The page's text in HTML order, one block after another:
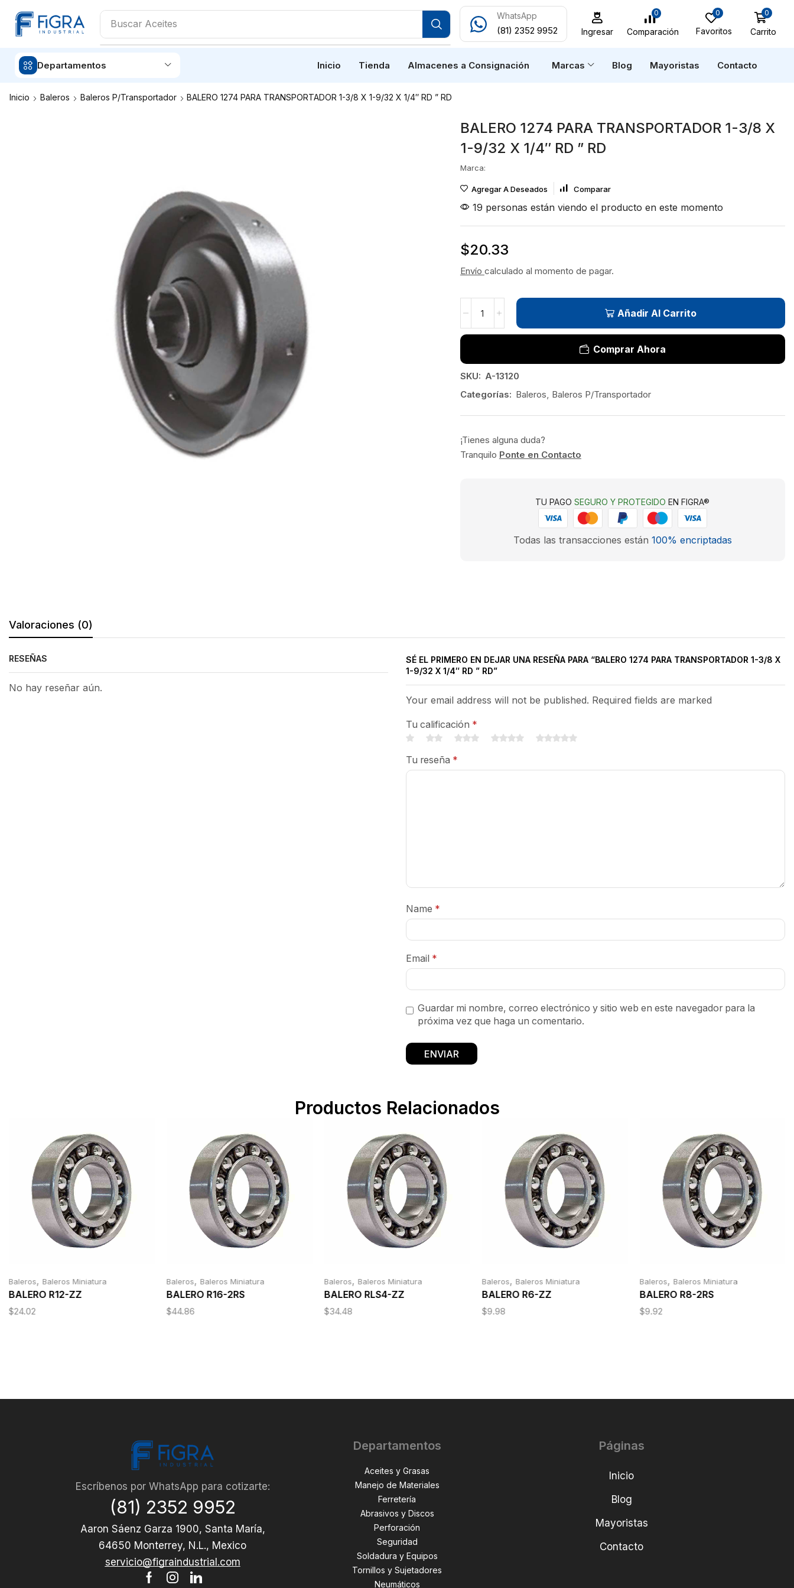
Buscar Aceites
WhatsApp
(81) 2352 9952 Ingresar
0
Comparación
0
Favoritos
0
Carrito
Departamentos Inicio Tienda Almacenes a Consignación Marcas Blog Mayoristas Contacto
Inicio Baleros Baleros P/Transportador BALERO 1274 PARA TRANSPORTADOR 1-3/8 X 1-9/32 X 1/4″ RD ” RD
BALERO 1274 PARA TRANSPORTADOR 1-3/8 X
1-9/32 X 1/4″ RD ” RD
Marca:
Agregar A Deseados Comparar
19 personas están viendo el producto en este momento
$20.33
Envío calculado al momento de pagar.
Añadir Al Carrito
Comprar Ahora
SKU: A-13120
Categorías: Baleros, Baleros P/Transportador
¡Tienes alguna duda?
Tranquilo Ponte en Contacto
TU PAGOSEGURO Y PROTEGIDO EN FIGRA®
Todas las transacciones están 100% encriptadas
Valoraciones (0)
RESEÑAS
No hay reseñar aún.
SÉ EL PRIMERO EN DEJAR UNA RESEÑA PARA “BALERO 1274 PARA TRANSPORTADOR 1-3/8 X
1-9/32 X 1/4″ RD ” RD”
Your email address will not be published. Required fields are marked
Tu calificación *
Tu reseña *
Name *
Email *
Guardar mi nombre, correo electrónico y sitio web en este navegador para la
próxima vez que haga un comentario.
Productos Relacionados
Baleros, Baleros Miniatura
BALERO R12-ZZ
$24.02
Baleros, Baleros Miniatura
BALERO R16-2RS
$44.86
Baleros, Baleros Miniatura
BALERO RLS4-ZZ
$34.48
Baleros, Baleros Miniatura
BALERO R6-ZZ
$9.98
Baleros, Baleros Miniatura
BALERO R8-2RS
$9.92
Escríbenos por WhatsApp para cotizarte:
(81) 2352 9952
Aaron Sáenz Garza 1900, Santa María,
64650 Monterrey, N.L., Mexico
servicio@figraindustrial.com
Departamentos
Aceites y Grasas
Manejo de Materiales
Ferretería
Abrasivos y Discos
Perforación
Seguridad
Soldadura y Equipos
Tornillos y Sujetadores
Neumáticos
Páginas
Inicio
Blog
Mayoristas
Contacto